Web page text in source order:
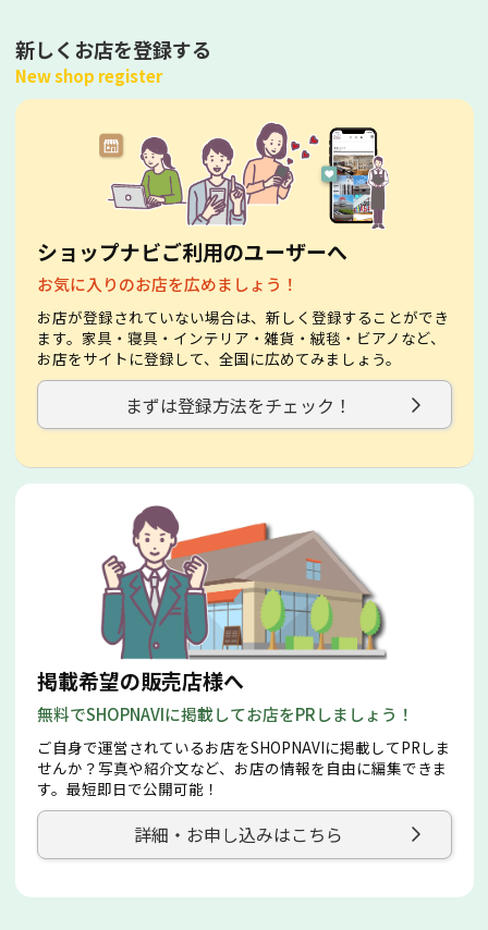
新しくお店を登録する
New shop register
ショップナビご利用のユーザーへ
お気に入りのお店を広めましょう！
お店が登録されていない場合は、新しく登録することができ
ます。家具・寝具・インテリア・雑貨・絨毯・ビアノなど、
お店をサイトに登録して、全国に広めてみましょう。
まずは登録方法をチェック！
掲載希望の販売店様へ
無料でSHOPNAVIに掲載してお店をPRしましょう！
ご自身で運営されているお店をSHOPNAVIに掲載してPRしま
せんか？写真や紹介文など、お店の情報を自由に編集できま
す。最短即日で公開可能！
詳細・お申し込みはこちら